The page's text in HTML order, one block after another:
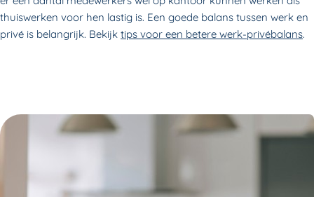
thuiswerken voor hen lastig is. Een goede balans tussen werk en
privé is belangrijk. Bekijk tips voor een betere werk-privébalans.